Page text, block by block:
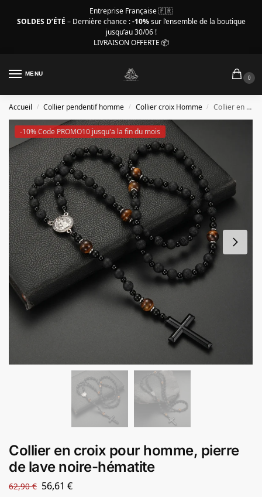
Entreprise Française 🇫🇷
SOLDES D’ÉTÉ – Dernière chance :-10%sur l’ensemble de la boutique
jusqu’au 30/06 !
LIVRAISON OFFERTE 📦
MENU
0
Accueil / Collier pendentif homme / Collier croix Homme / Collier en croix pour homme, pierre de lave noire-hématite
-10% Code PROMO10 jusqu'a la fin du mois
Collier en croix pour homme, pierre
de lave noire-hématite
62,90€ 56,61 €